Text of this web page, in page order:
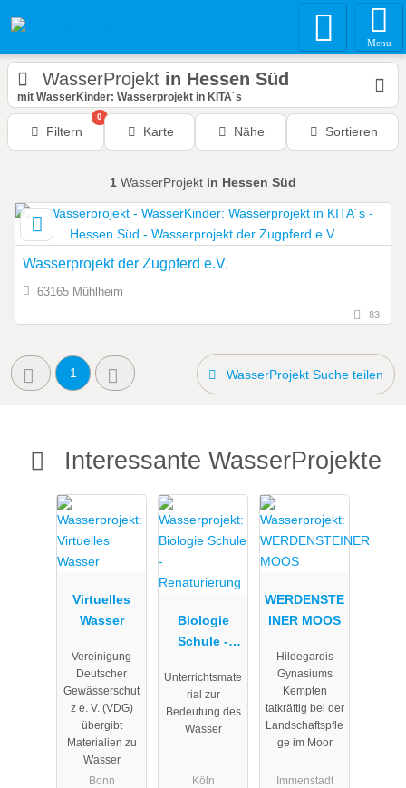
Menu
WasserProjekt in Hessen Süd
mit WasserKinder: Wasserprojekt in KITA´s
Filtern
0
Karte Nähe Sortieren
1 WasserProjekt in Hessen Süd
Wasserprojekt der Zugpferd e.V.
63165 Mühlheim
83
1 WasserProjekt Suche teilen
Interessante WasserProjekte
Virtuelles
Wasser
Vereinigung
Deutscher
Gewässerschut
z e. V. (VDG)
übergibt
Materialien zu
Wasser
Bonn
Biologie
Schule -
ng
Unterrichtsmate
rial zur
Bedeutung des
Wasser
Köln
WERDENSTE
INER MOOS
Hildegardis
Gynasiums
Kempten
tatkräftig bei der
Landschaftspfle
ge im Moor
Immenstadt